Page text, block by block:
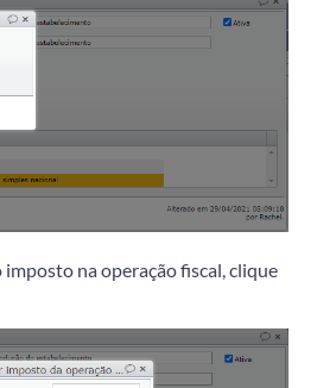
na operação fiscal, clique